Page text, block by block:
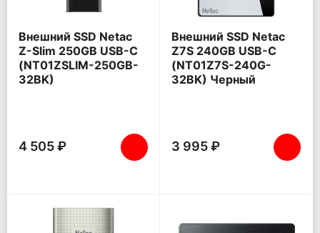
Внешний SSD Netac
Z-Slim 250GB USB-C
(NT01ZSLIM-250GB-
32BK)
4 505 ₽
Внешний SSD Netac
Z7S 240GB USB-C
(NT01Z7S-240G-
32BK) Черный
3 995 ₽